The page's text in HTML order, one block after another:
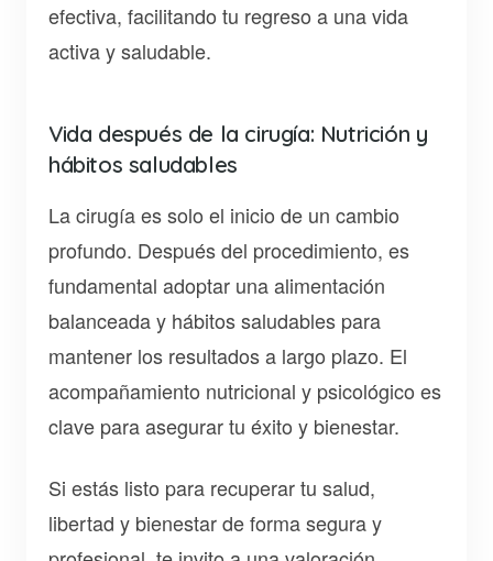
efectiva, facilitando tu regreso a una vida
activa y saludable.
Vida después de la cirugía: Nutrición y
hábitos saludables
La cirugía es solo el inicio de un cambio
profundo. Después del procedimiento, es
fundamental adoptar una alimentación
balanceada y hábitos saludables para
mantener los resultados a largo plazo. El
acompañamiento nutricional y psicológico es
clave para asegurar tu éxito y bienestar.
Si estás listo para recuperar tu salud,
libertad y bienestar de forma segura y